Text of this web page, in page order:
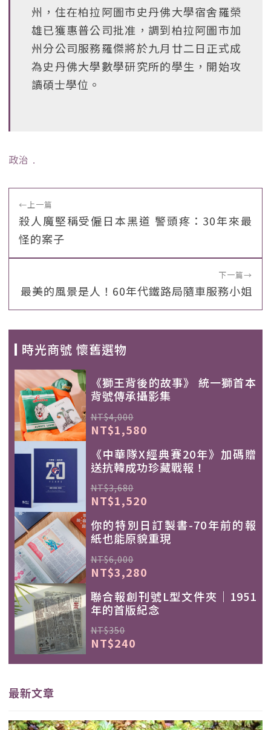
州，住在柏拉阿圖市史丹佛大學宿舍羅榮
雄已獲惠普公司批准，調到柏拉阿圖市加
州分公司服務羅傑將於九月廿二日正式成
為史丹佛大學數學研究所的學生，開始攻
讀碩士學位。
政治 ﹒
←上一篇
殺人魔堅稱受僱日本黑道 警頭疼：30年來最
怪的案子
下一篇→
最美的風景是人！60年代鐵路局隨車服務小姐
時光商號 懷舊選物
《獅王背後的故事》 統一獅首本
背號傳承攝影集
NT$4,000
NT$1,580
《中華隊X經典賽20年》加碼贈
送抗韓成功珍藏戰報！
NT$3,680
NT$1,520
你的特別日訂製書-70年前的報
紙也能原貌重現
NT$6,000
NT$3,280
聯合報創刊號L型文件夾｜1951
年的首版紀念
NT$350
NT$240
最新文章